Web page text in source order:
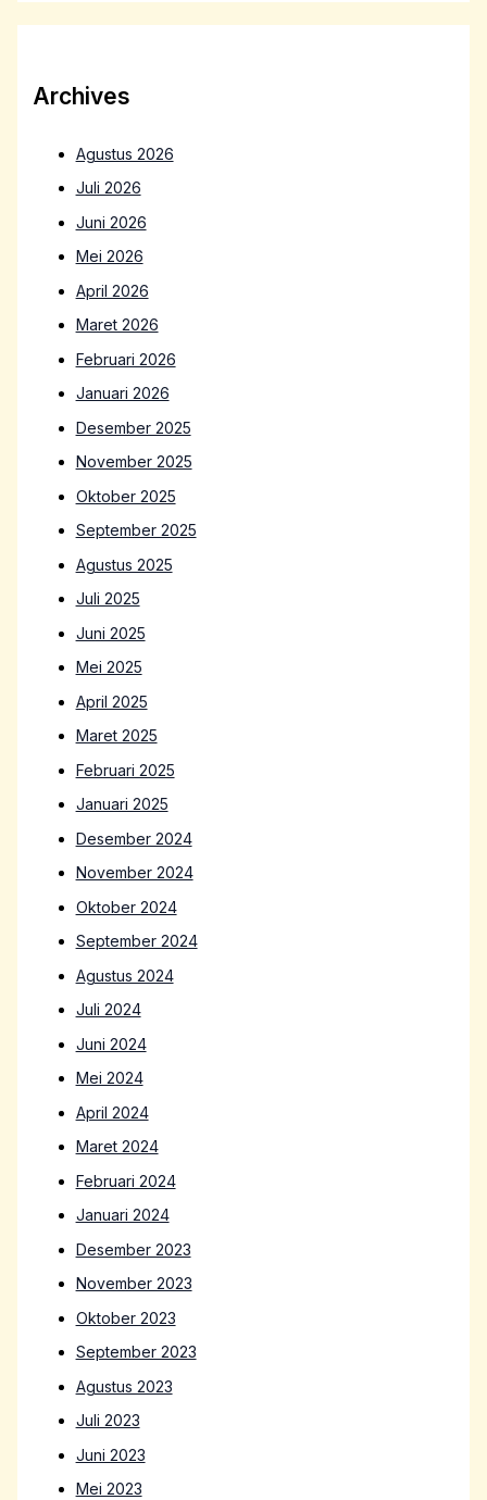
Archives
Agustus 2026
Juli 2026
Juni 2026
Mei 2026
April 2026
Maret 2026
Februari 2026
Januari 2026
Desember 2025
November 2025
Oktober 2025
September 2025
Agustus 2025
Juli 2025
Juni 2025
Mei 2025
April 2025
Maret 2025
Februari 2025
Januari 2025
Desember 2024
November 2024
Oktober 2024
September 2024
Agustus 2024
Juli 2024
Juni 2024
Mei 2024
April 2024
Maret 2024
Februari 2024
Januari 2024
Desember 2023
November 2023
Oktober 2023
September 2023
Agustus 2023
Juli 2023
Juni 2023
Mei 2023